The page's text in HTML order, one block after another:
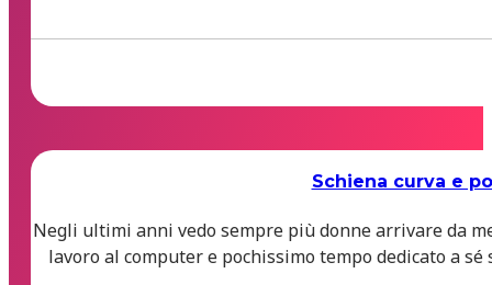
Schiena curva e
Negli ultimi anni vedo sempre più donne arrivare da
lavoro al computer e pochissimo tempo dedicato a